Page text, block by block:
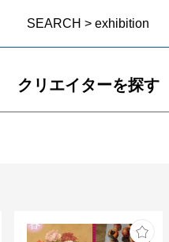
SEARCH > exhibition
クリエイターを探す